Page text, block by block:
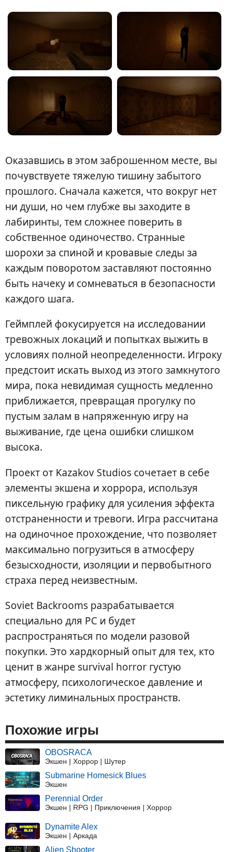
Оказавшись в этом заброшенном месте, вы
почувствуете тяжелую тишину забытого
прошлого. Сначала кажется, что вокруг нет
ни души, но чем глубже вы заходите в
лабиринты, тем сложнее поверить в
собственное одиночество. Странные
шорохи за спиной и кровавые следы за
каждым поворотом заставляют постоянно
быть начеку и сомневаться в безопасности
каждого шага.
Геймплей фокусируется на исследовании
тревожных локаций и попытках выжить в
условиях полной неопределенности. Игроку
предстоит искать выход из этого замкнутого
мира, пока невидимая сущность медленно
приближается, превращая прогулку по
пустым залам в напряженную игру на
выживание, где цена ошибки слишком
высока.
Проект от Kazakov Studios сочетает в себе
элементы экшена и хоррора, используя
пиксельную графику для усиления эффекта
отстраненности и тревоги. Игра рассчитана
на одиночное прохождение, что позволяет
максимально погрузиться в атмосферу
безысходности, изоляции и первобытного
страха перед неизвестным.
Soviet Backrooms разрабатывается
специально для PC и будет
распространяться по модели разовой
покупки. Это хардкорный опыт для тех, кто
ценит в жанре survival horror густую
атмосферу, психологическое давление и
эстетику лиминальных пространств.
Похожие игры
OBOSRACA
Экшен | Хоррор | Шутер
Submarine Homesick Blues
Экшен
Perennial Order
Экшен | RPG | Приключения | Хоррор
Dynamite Alex
Экшен | Аркада
Alien Shooter